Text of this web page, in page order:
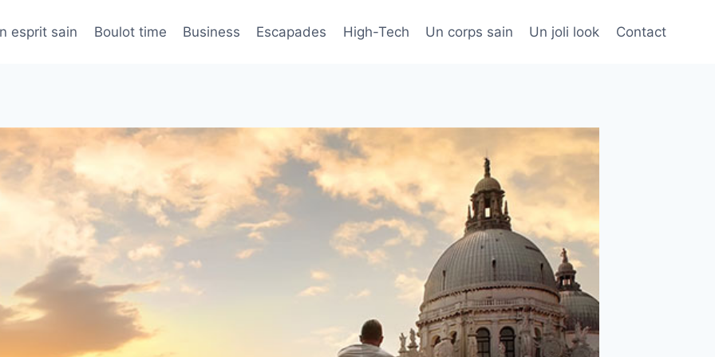
esprit sain Boulot time Business Escapades High-Tech Un corps sain Un joli look Contact